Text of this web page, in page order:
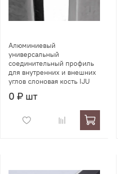
Алюминиевый
универсальный
соединительный профиль
для внутренних и внешних
углов слоновая кость IJU
0 ₽ шт